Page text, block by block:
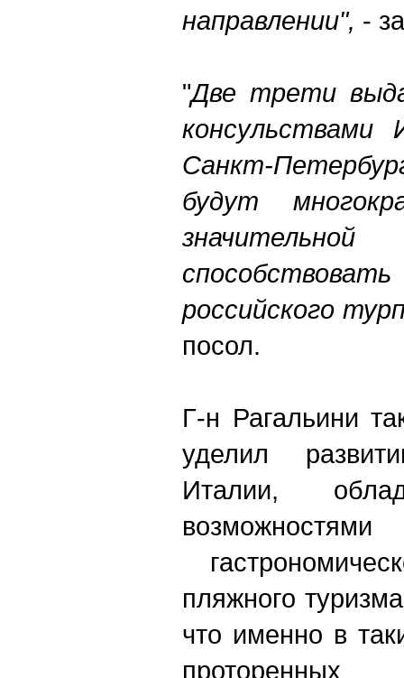
направлении", -
"Две трети
Санкт-
будут
российского
посол.
Г-н Рагальини
уделил
Италии,
пляжного
что именно в